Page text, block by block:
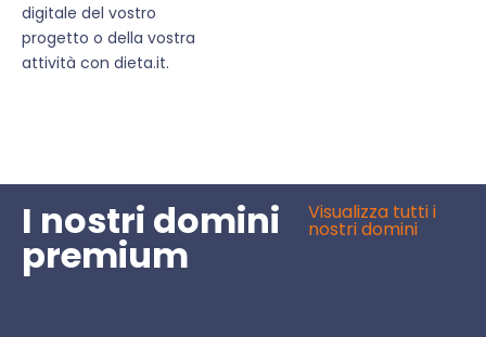
digitale del vostro
progetto o della vostra
attività con dieta.it.
I nostri domini
premium
Visualizza tutti i
nostri domini